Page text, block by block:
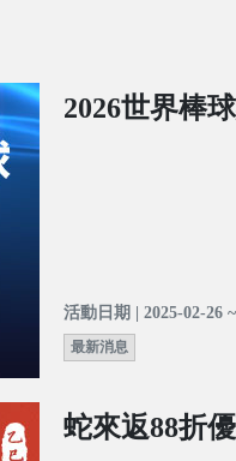
2026世界棒
活動日期 | 2025-02-26
最新消息
蛇來返88折